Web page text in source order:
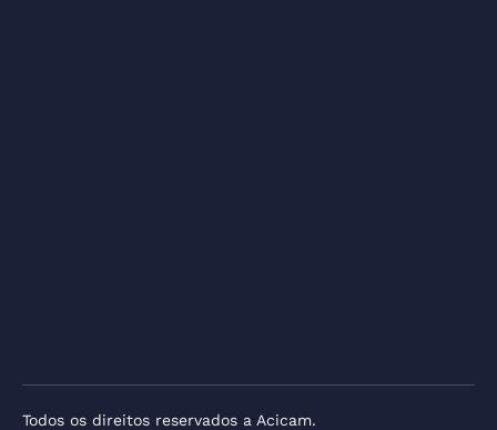
Todos os direitos reservados a Acicam.